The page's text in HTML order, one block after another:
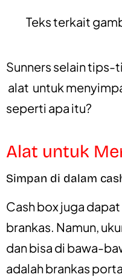
Teks terkait
Sunners selain tips-
alat untuk
seperti apa itu?
Alat untuk
Simpan di dalam
Cash box juga
brankas. Namun,
dan bisa di bawa-
adalah brankas